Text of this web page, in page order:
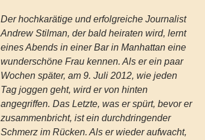
Der hochkarätige und erfolgreiche Journalist
Andrew Stilman, der bald heiraten wird, lernt
eines Abends in einer Bar in Manhattan eine
wunderschöne Frau kennen. Als er ein paar
Wochen später, am 9. Juli 2012, wie jeden
Tag joggen geht, wird er von hinten
angegriffen. Das Letzte, was er spürt, bevor er
zusammenbricht, ist ein durchdringender
Schmerz im Rücken. Als er wieder aufwacht,